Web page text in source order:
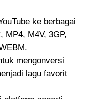
ke berbagai
MP4, M4V, 3GP,
mengonversi
lagu favorit